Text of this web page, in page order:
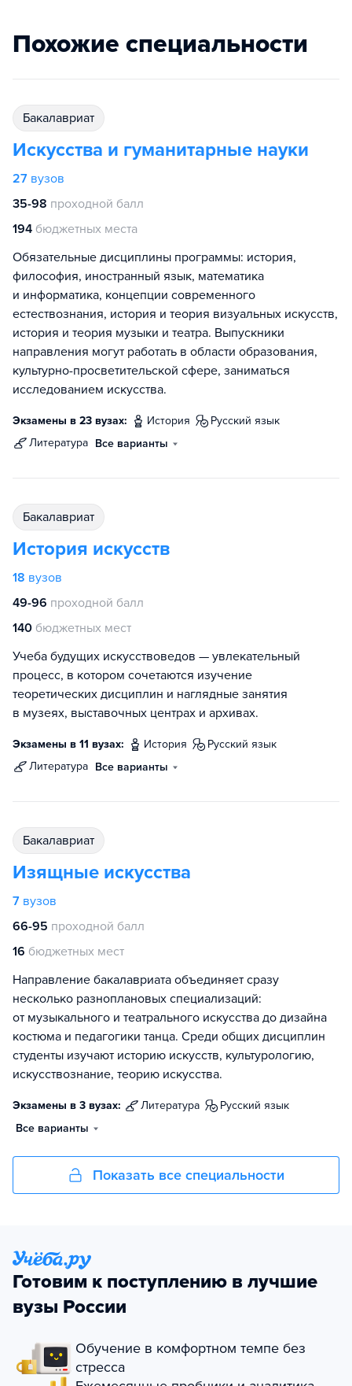
Похожие специальности
бакалавриат
Искусства и гуманитарные науки
27 вузов
35-98 проходной балл
194 бюджетных места
Обязательные дисциплины программы: история,
философия, иностранный язык, математика
и информатика, концепции современного
естествознания, история и теория визуальных искусств,
история и теория музыки и театра. Выпускники
направления могут работать в области образования,
культурно-просветительской сфере, заниматься
исследованием искусства.
Экзамены в 23 вузах: история
русский язык
литература Все варианты
бакалавриат
История искусств
18 вузов
49-96 проходной балл
140 бюджетных мест
Учеба будущих искусствоведов — увлекательный
процесс, в котором сочетаются изучение
теоретических дисциплин и наглядные занятия
в музеях, выставочных центрах и архивах.
Экзамены в 11 вузах: история
русский язык
литература Все варианты
бакалавриат
Изящные искусства
7 вузов
66-95 проходной балл
16 бюджетных мест
Направление бакалавриата объединяет сразу
несколько разноплановых специализаций:
от музыкального и театрального искусства до дизайна
костюма и педагогики танца. Среди общих дисциплин
студенты изучают историю искусств, культурологию,
искусствознание, теорию искусства.
Экзамены в 3 вузах: литература
русский язык
Все варианты
Показать все специальности
Готовим к поступлению в лучшие
вузы России
Обучение в комфортном темпе без
стресса